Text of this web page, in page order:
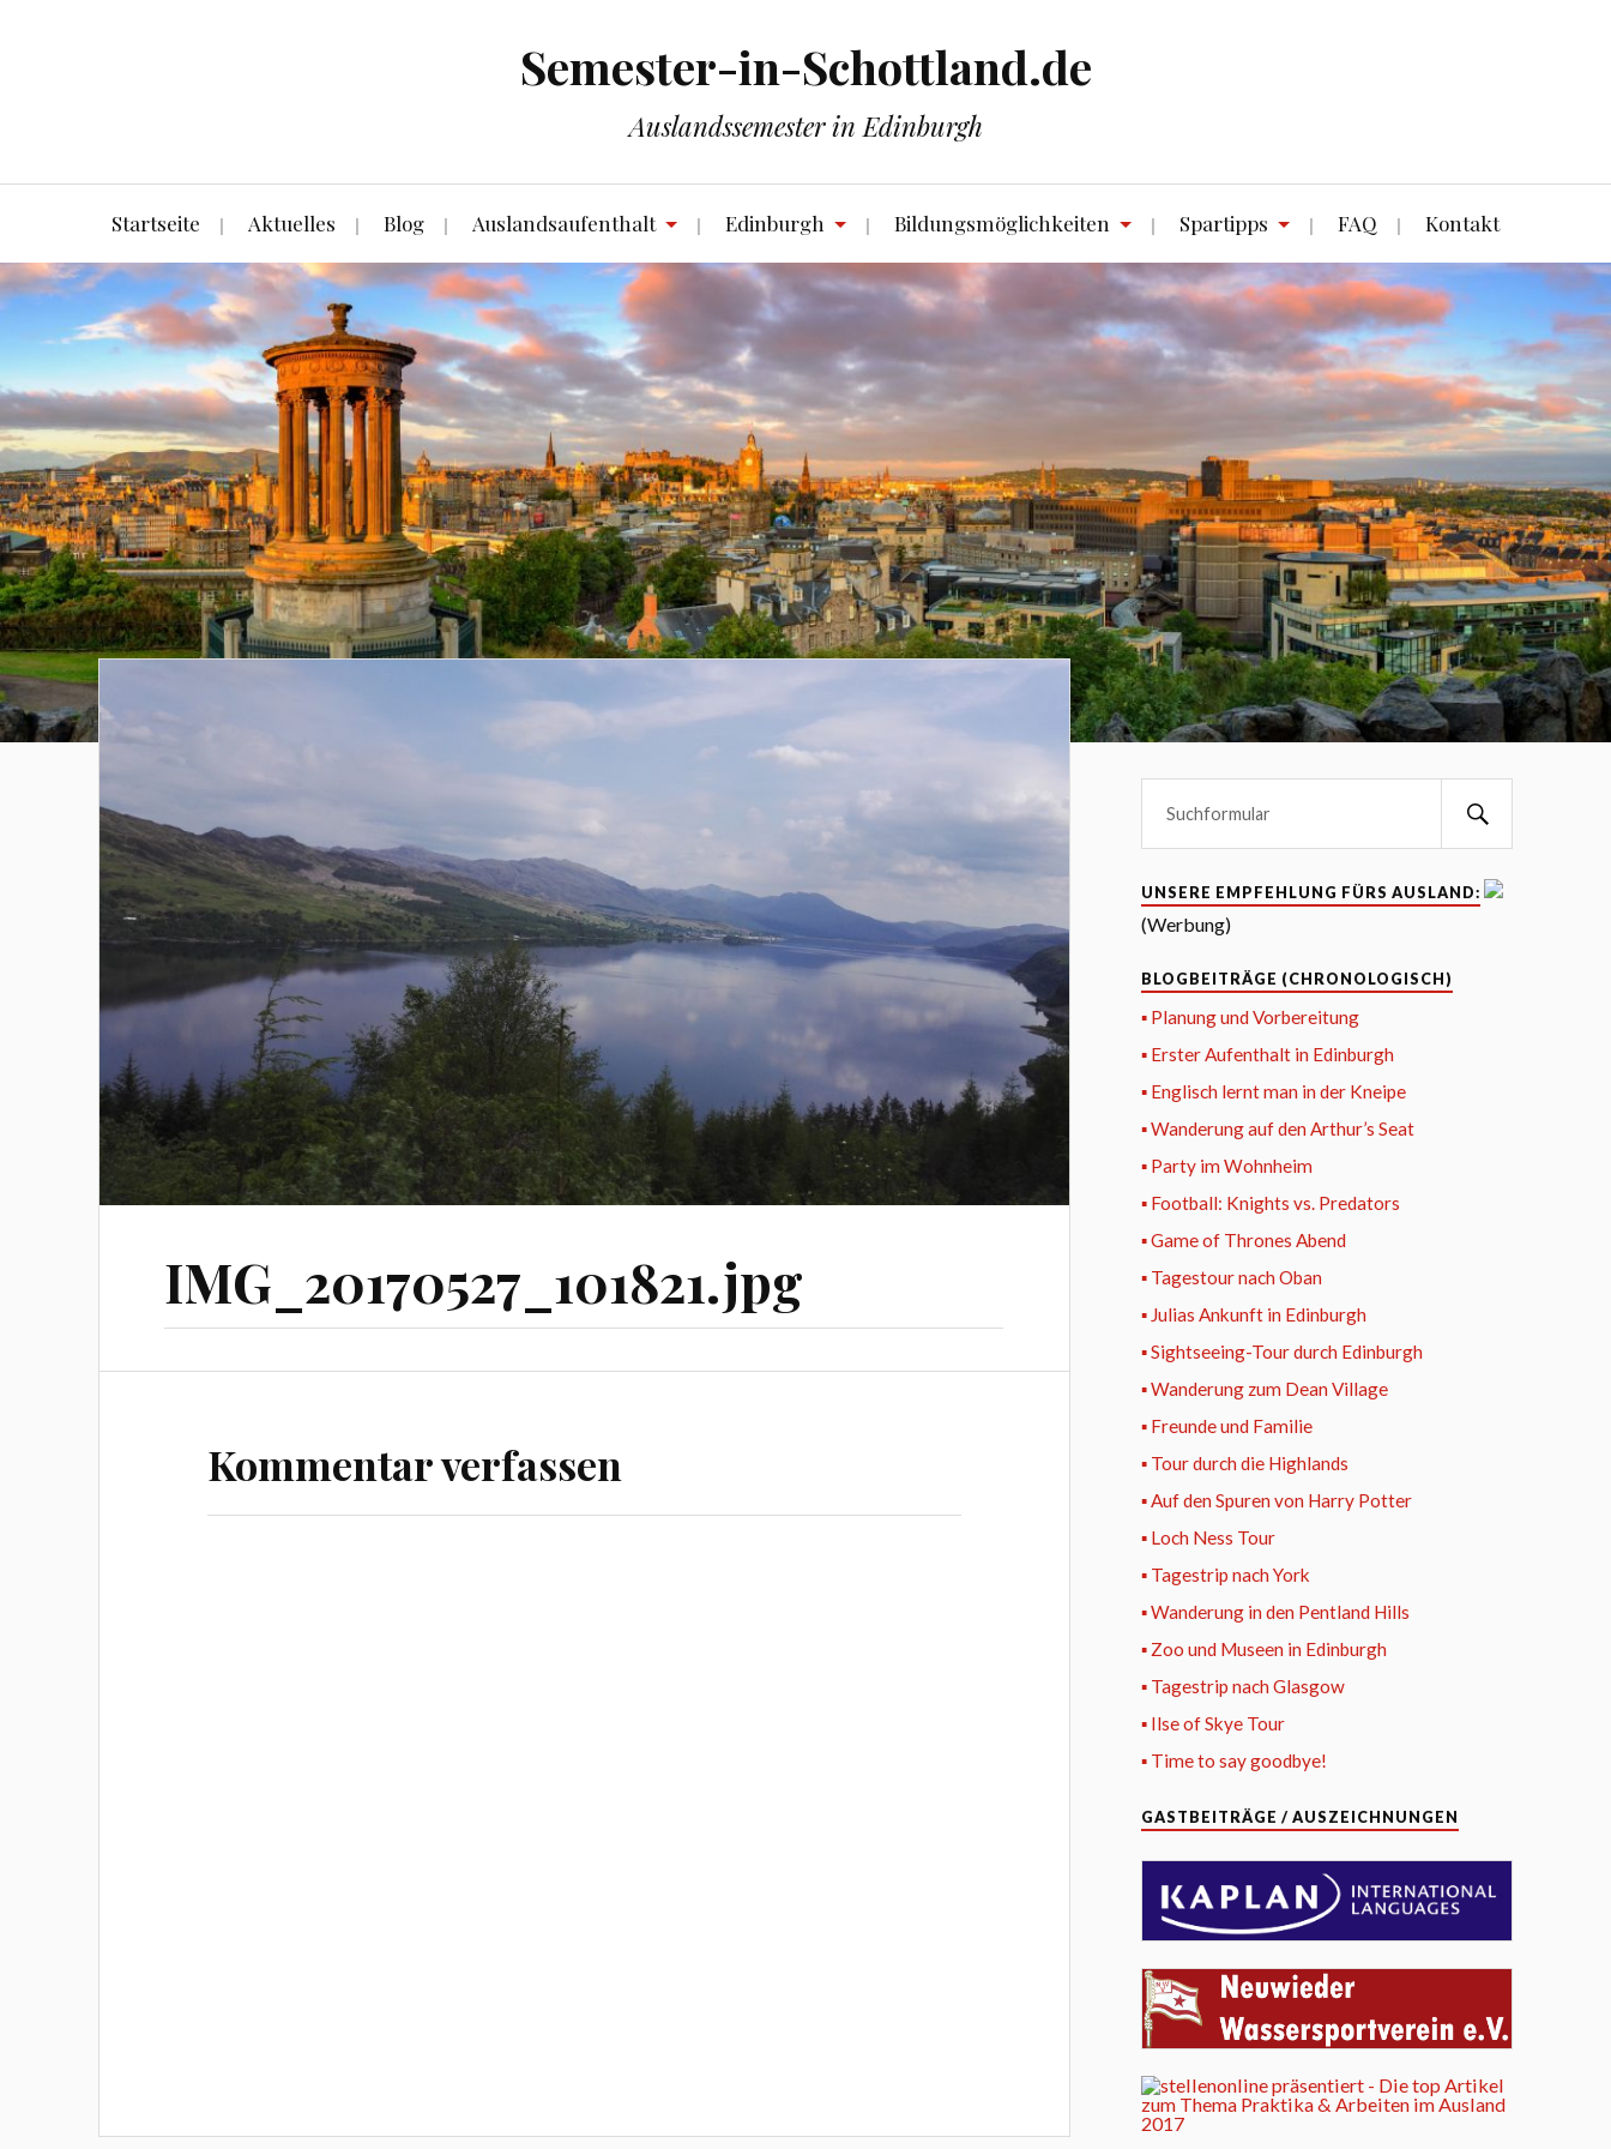
Semester-in-Schottland.de
Auslandssemester in Edinburgh
Startseite Aktuelles Blog Auslandsaufenthalt Edinburgh Bildungsmöglichkeiten Spartipps FAQ Kontakt
IMG_20170527_101821.jpg
Kommentar verfassen
UNSERE EMPFEHLUNG FÜRS AUSLAND:
(Werbung)
BLOGBEITRÄGE (CHRONOLOGISCH)
▪ Planung und Vorbereitung
▪ Erster Aufenthalt in Edinburgh
▪ Englisch lernt man in der Kneipe
▪ Wanderung auf den Arthur’s Seat
▪ Party im Wohnheim
▪ Football: Knights vs. Predators
▪ Game of Thrones Abend
▪ Tagestour nach Oban
▪ Julias Ankunft in Edinburgh
▪ Sightseeing-Tour durch Edinburgh
▪ Wanderung zum Dean Village
▪ Freunde und Familie
▪ Tour durch die Highlands
▪ Auf den Spuren von Harry Potter
▪ Loch Ness Tour
▪ Tagestrip nach York
▪ Wanderung in den Pentland Hills
▪ Zoo und Museen in Edinburgh
▪ Tagestrip nach Glasgow
▪ Ilse of Skye Tour
▪ Time to say goodbye!
GASTBEITRÄGE / AUSZEICHNUNGEN